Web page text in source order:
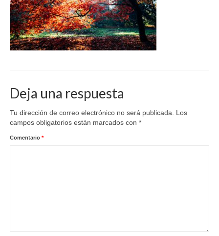
Deja una respuesta
Tu dirección de correo electrónico no será publicada.
Los
campos obligatorios están marcados con *
Comentario *